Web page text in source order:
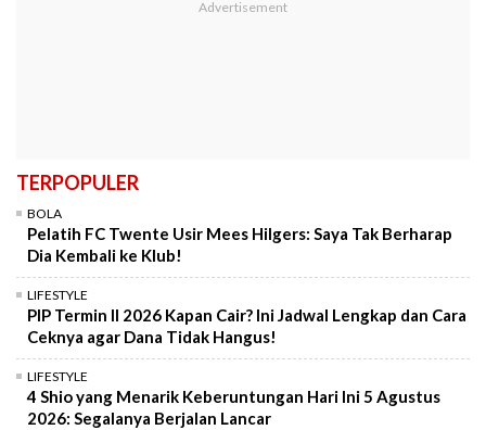
TERPOPULER
BOLA
Pelatih FC Twente Usir Mees Hilgers: Saya Tak Berharap
Dia Kembali ke Klub!
LIFESTYLE
PIP Termin II 2026 Kapan Cair? Ini Jadwal Lengkap dan Cara
Ceknya agar Dana Tidak Hangus!
LIFESTYLE
4 Shio yang Menarik Keberuntungan Hari Ini 5 Agustus
2026: Segalanya Berjalan Lancar